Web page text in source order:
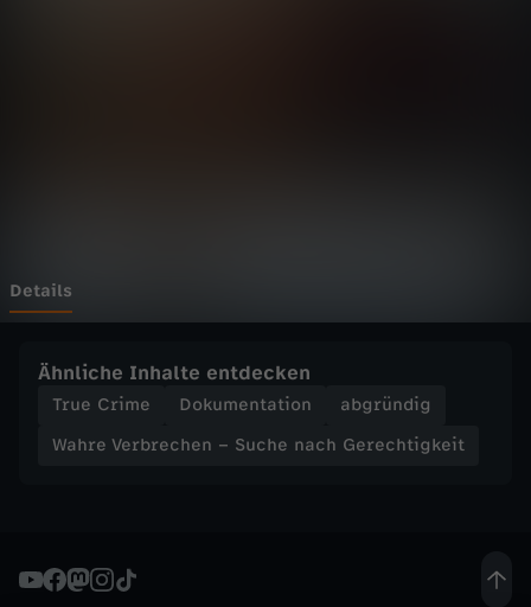
h
n
u
Details
Ähnliche Inhalte entdecken
True Crime Dokumentation
abgründig
Wahre Verbrechen – Suche nach Gerechtigkeit